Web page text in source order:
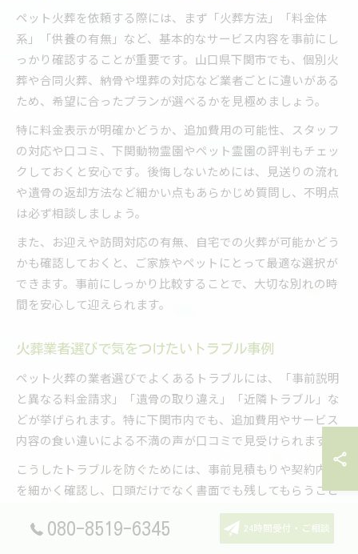
ペット火葬を依頼する際には、まず「火葬方法」「料金体
系」「供養の有無」など、基本的なサービス内容を事前にし
っかり確認することが重要です。山口県下関市でも、個別火
葬や合同火葬、納骨や埋葬の対応など業者ごとに違いがある
ため、希望に合ったプランが選べるかを見極めましょう。
特に料金表示が明確かどうか、追加費用の可能性、スタッフ
の対応や口コミ、下関動物霊園やペット霊園の評判もチェッ
クしておくと安心です。後悔しないためには、見送りの流れ
や遺骨の返却方法など細かい点もあらかじめ質問し、不明点
は必ず相談しましょう。
また、お迎えや訪問対応の有無、自宅での火葬が可能かどう
かも確認しておくと、ご家族やペットにとって最適な選択が
できます。事前にしっかり比較することで、大切な別れの時
間を安心して迎えられます。
火葬業者選びで気をつけたいトラブル事例
ペット火葬の業者選びでよくあるトラブルには、「事前説明
と異なる料金請求」「遺骨の取り違え」「近隣トラブル」な
どが挙げられます。特に下関市内でも、追加費用やサービス
内容の食い違いによる不満の声が口コミで見受けられます。
こうしたトラブルを防ぐためには、事前見積もりや契約内容
を細かく確認し、口頭だけでなく書面でも残してもらうこと
が大切です。また、合同火葬の場合は遺骨の返却方法、個別
火葬の場合もスタッフの対応や現地の設備状況などをチェッ
080-8519-6345 24時間受付・ご相談